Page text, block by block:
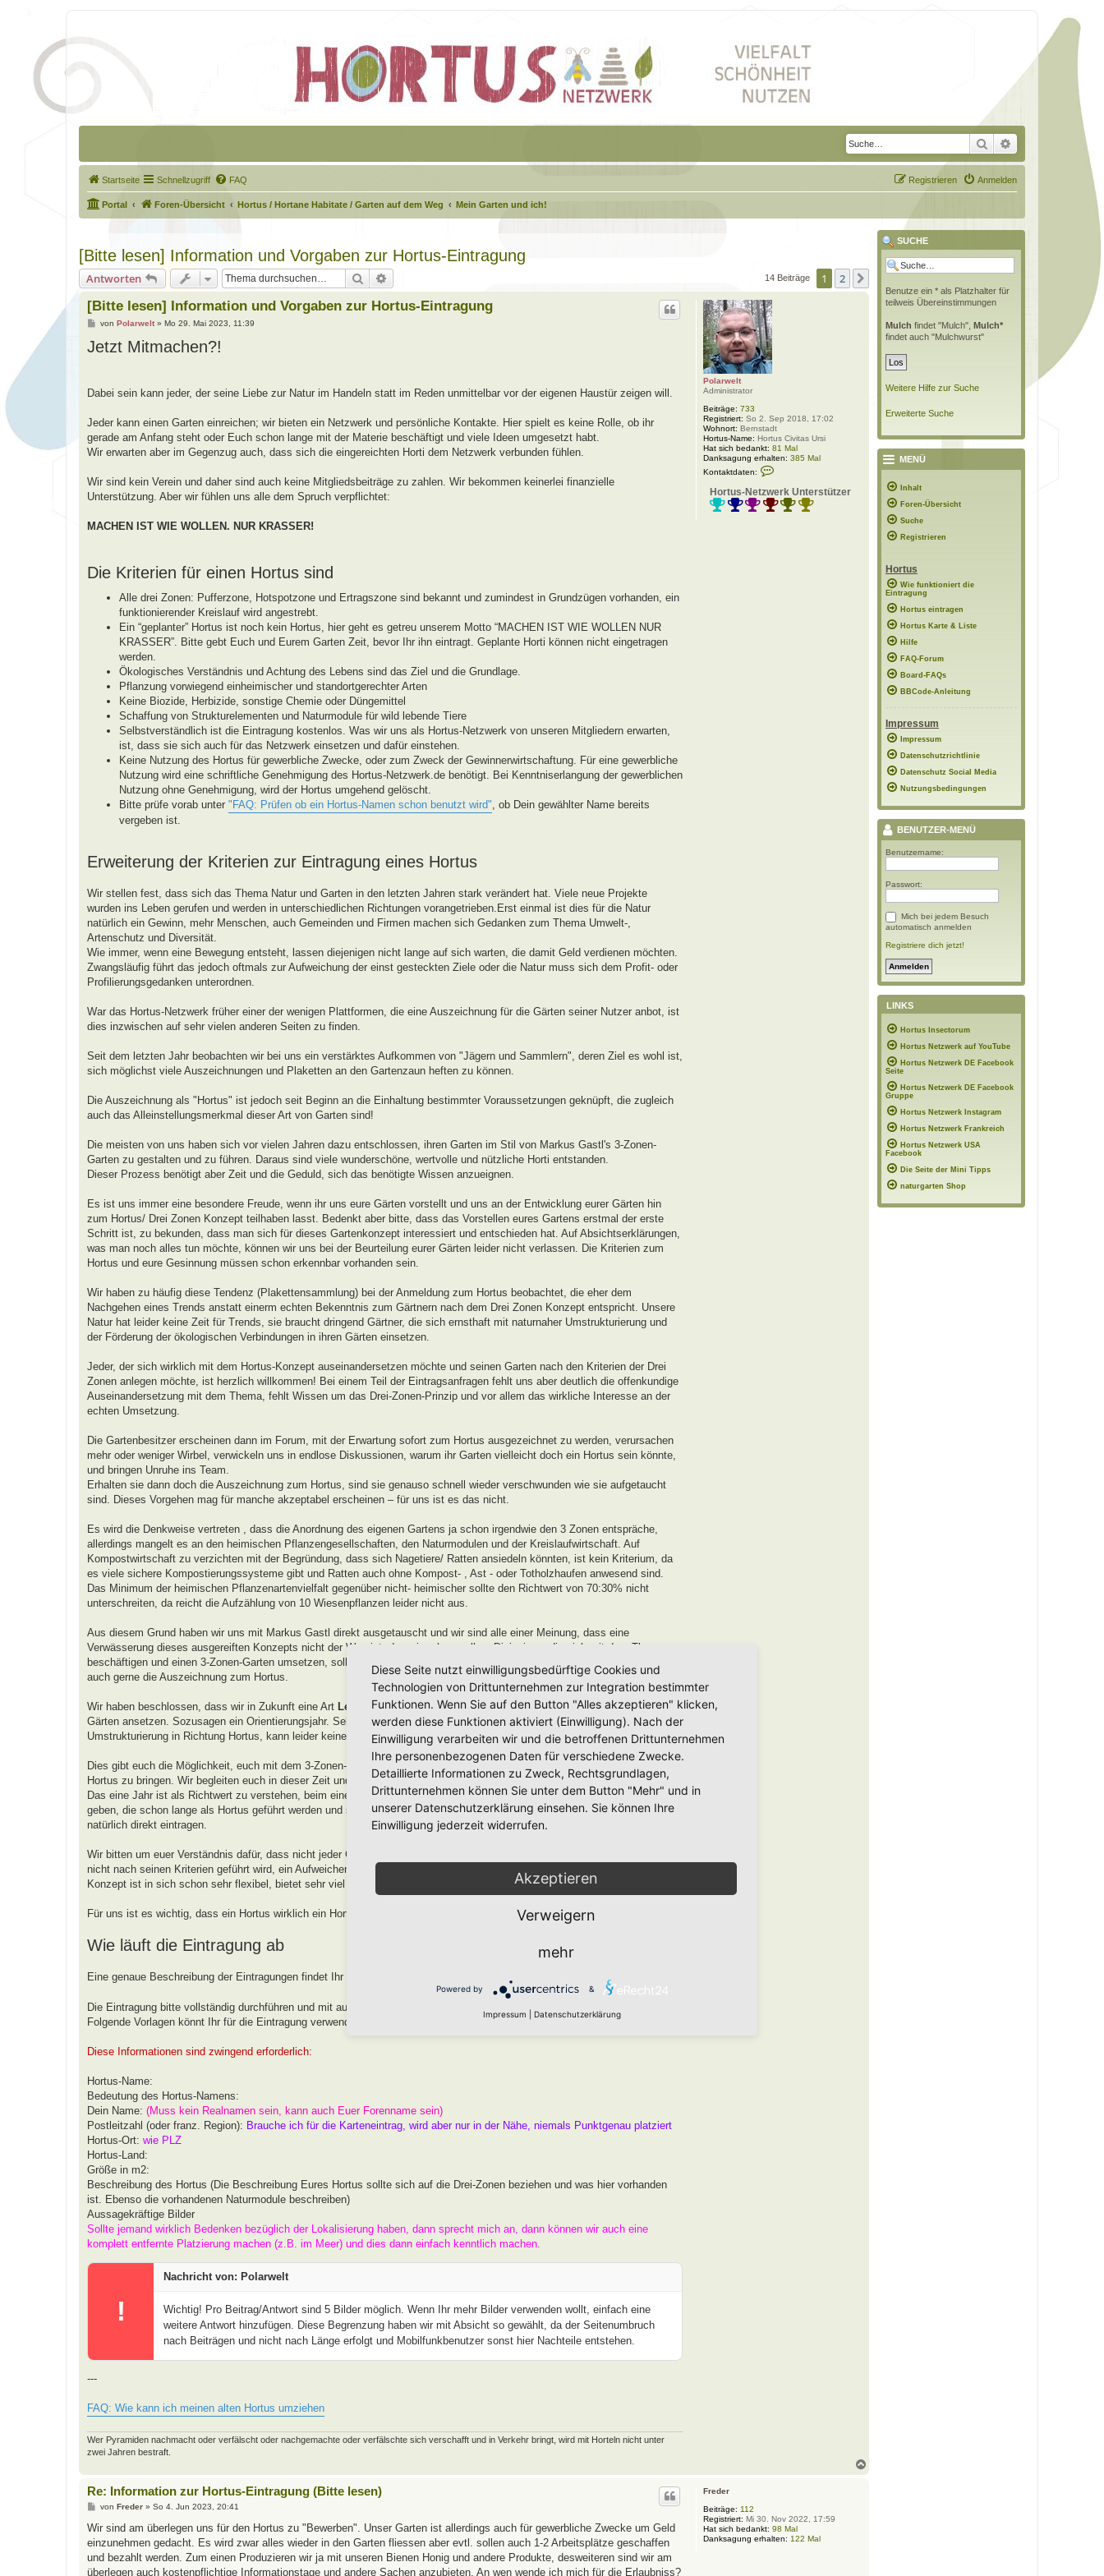
Suche Erweiterte Suche
Startseite Schnellzugriff FAQ Anmelden
Registrieren
Portal Foren-Übersicht Hortus / Hortane Habitate / Garten auf dem Weg Mein Garten und ich!
[Bitte lesen] Information und Vorgaben zur Hortus-Eintragung
Antworten Suche 14 Beiträge 1 2
Polarwelt
Administrator
Beiträge: 733
Registriert: So 2. Sep 2018, 17:02
Wohnort: Bernstadt
Hortus-Name: Hortus Civitas Ursi
Hat sich bedankt: 81 Mal
Danksagung erhalten: 385 Mal
Kontaktdaten:
t
a
Hortus-Netzwerk Unterstützer
[Bitte lesen] Information und Vorgaben zur Hortus-Eintragung
B
i
t
von Polarwelt» Mo 29. Mai 2023, 11:39
Jetzt Mitmachen?!
Dabei sein kann jeder, der seine Liebe zur Natur im Handeln statt im Reden unmittelbar vor der eigenen Haustür zeigen will.
Jeder kann einen Garten einreichen; wir bieten ein Netzwerk und persönliche Kontakte. Hier spielt es keine Rolle, ob ihr
gerade am Anfang steht oder Euch schon lange mit der Materie beschäftigt und viele Ideen umgesetzt habt.
Wir erwarten aber im Gegenzug auch, dass sich die eingereichten Horti dem Netzwerk verbunden fühlen.
Wir sind kein Verein und daher sind auch keine Mitgliedsbeiträge zu zahlen. Wir bekommen keinerlei finanzielle
Unterstützung. Aber wir fühlen uns alle dem Spruch verpflichtet:
MACHEN IST WIE WOLLEN. NUR KRASSER!
Die Kriterien für einen Hortus sind
Alle drei Zonen: Pufferzone, Hotspotzone und Ertragszone sind bekannt und zumindest in Grundzügen vorhanden, ein
funktionierender Kreislauf wird angestrebt.
Ein “geplanter” Hortus ist noch kein Hortus, hier geht es getreu unserem Motto “MACHEN IST WIE WOLLEN NUR
KRASSER”. Bitte gebt Euch und Eurem Garten Zeit, bevor Ihr ihn eintragt. Geplante Horti können nicht eingetragen
werden.
Ökologisches Verständnis und Achtung des Lebens sind das Ziel und die Grundlage.
Pflanzung vorwiegend einheimischer und standortgerechter Arten
Keine Biozide, Herbizide, sonstige Chemie oder Düngemittel
Schaffung von Strukturelementen und Naturmodule für wild lebende Tiere
Selbstverständlich ist die Eintragung kostenlos. Was wir uns als Hortus-Netzwerk von unseren Mitgliedern erwarten,
ist, dass sie sich auch für das Netzwerk einsetzen und dafür einstehen.
Keine Nutzung des Hortus für gewerbliche Zwecke, oder zum Zweck der Gewinnerwirtschaftung. Für eine gewerbliche
Nutzung wird eine schriftliche Genehmigung des Hortus-Netzwerk.de benötigt. Bei Kenntniserlangung der gewerblichen
Nutzung ohne Genehmigung, wird der Hortus umgehend gelöscht.
Bitte prüfe vorab unter "FAQ: Prüfen ob ein Hortus-Namen schon benutzt wird", ob Dein gewählter Name bereits
vergeben ist.
Erweiterung der Kriterien zur Eintragung eines Hortus
Wir stellen fest, dass sich das Thema Natur und Garten in den letzten Jahren stark verändert hat. Viele neue Projekte
wurden ins Leben gerufen und werden in unterschiedlichen Richtungen vorangetrieben.Erst einmal ist dies für die Natur
natürlich ein Gewinn, mehr Menschen, auch Gemeinden und Firmen machen sich Gedanken zum Thema Umwelt-,
Artenschutz und Diversität.
Wie immer, wenn eine Bewegung entsteht, lassen diejenigen nicht lange auf sich warten, die damit Geld verdienen möchten.
Zwangsläufig führt das jedoch oftmals zur Aufweichung der einst gesteckten Ziele oder die Natur muss sich dem Profit- oder
Profilierungsgedanken unterordnen.
War das Hortus-Netzwerk früher einer der wenigen Plattformen, die eine Auszeichnung für die Gärten seiner Nutzer anbot, ist
dies inzwischen auf sehr vielen anderen Seiten zu finden.
Seit dem letzten Jahr beobachten wir bei uns ein verstärktes Aufkommen von "Jägern und Sammlern", deren Ziel es wohl ist,
sich möglichst viele Auszeichnungen und Plaketten an den Gartenzaun heften zu können.
Die Auszeichnung als "Hortus" ist jedoch seit Beginn an die Einhaltung bestimmter Voraussetzungen geknüpft, die zugleich
auch das Alleinstellungsmerkmal dieser Art von Garten sind!
Die meisten von uns haben sich vor vielen Jahren dazu entschlossen, ihren Garten im Stil von Markus Gastl's 3-Zonen-
Garten zu gestalten und zu führen. Daraus sind viele wunderschöne, wertvolle und nützliche Horti entstanden.
Dieser Prozess benötigt aber Zeit und die Geduld, sich das benötigte Wissen anzueignen.
Es ist uns immer eine besondere Freude, wenn ihr uns eure Gärten vorstellt und uns an der Entwicklung eurer Gärten hin
zum Hortus/ Drei Zonen Konzept teilhaben lasst. Bedenkt aber bitte, dass das Vorstellen eures Gartens erstmal der erste
Schritt ist, zu bekunden, dass man sich für dieses Gartenkonzept interessiert und entschieden hat. Auf Absichtserklärungen,
was man noch alles tun möchte, können wir uns bei der Beurteilung eurer Gärten leider nicht verlassen. Die Kriterien zum
Hortus und eure Gesinnung müssen schon erkennbar vorhanden sein.
Wir haben zu häufig diese Tendenz (Plakettensammlung) bei der Anmeldung zum Hortus beobachtet, die eher dem
Nachgehen eines Trends anstatt einerm echten Bekenntnis zum Gärtnern nach dem Drei Zonen Konzept entspricht. Unsere
Natur hat leider keine Zeit für Trends, sie braucht dringend Gärtner, die sich ernsthaft mit naturnaher Umstrukturierung und
der Förderung der ökologischen Verbindungen in ihren Gärten einsetzen.
Jeder, der sich wirklich mit dem Hortus-Konzept auseinandersetzen möchte und seinen Garten nach den Kriterien der Drei
Zonen anlegen möchte, ist herzlich willkommen! Bei einem Teil der Eintragsanfragen fehlt uns aber deutlich die offenkundige
Auseinandersetzung mit dem Thema, fehlt Wissen um das Drei-Zonen-Prinzip und vor allem das wirkliche Interesse an der
echten Umsetzung.
Die Gartenbesitzer erscheinen dann im Forum, mit der Erwartung sofort zum Hortus ausgezeichnet zu werden, verursachen
mehr oder weniger Wirbel, verwickeln uns in endlose Diskussionen, warum ihr Garten vielleicht doch ein Hortus sein könnte,
und bringen Unruhe ins Team.
Erhalten sie dann doch die Auszeichnung zum Hortus, sind sie genauso schnell wieder verschwunden wie sie aufgetaucht
sind. Dieses Vorgehen mag für manche akzeptabel erscheinen – für uns ist es das nicht.
Es wird die Denkweise vertreten , dass die Anordnung des eigenen Gartens ja schon irgendwie den 3 Zonen entspräche,
allerdings mangelt es an den heimischen Pflanzengesellschaften, den Naturmodulen und der Kreislaufwirtschaft. Auf
Kompostwirtschaft zu verzichten mit der Begründung, dass sich Nagetiere/ Ratten ansiedeln könnten, ist kein Kriterium, da
es viele sichere Kompostierungssysteme gibt und Ratten auch ohne Kompost- , Ast - oder Totholzhaufen anwesend sind.
Das Minimum der heimischen Pflanzenartenvielfalt gegenüber nicht- heimischer sollte den Richtwert von 70:30% nicht
unterschreiten, da reicht die Aufzählung von 10 Wiesenpflanzen leider nicht aus.
Aus diesem Grund haben wir uns mit Markus Gastl direkt ausgetauscht und wir sind alle einer Meinung, dass eine
Verwässerung dieses ausgereiften Konzepts nicht der Weg ist, den wir gehen wollen. Diejenigen, die sich mit dem Thema
beschäftigen und einen 3-Zonen-Garten umsetzen, sollen mit recht Stolz auf ihr Werk sein können, und an die verleihen wir
auch gerne die Auszeichnung zum Hortus.
Wir haben beschlossen, dass wir in Zukunft eine Art Lehr- und Entwicklungszeit von einem Jahrfür neu eingereichte
Gärten ansetzen. Sozusagen ein Orientierungsjahr. Sehen wir in dieser Zeit keinerlei Weiterentwicklung oder
Umstrukturierung in Richtung Hortus, kann leider keine Auszeichnung von uns ausgesprochen werden.
Dies gibt euch die Möglichkeit, euch mit dem 3-Zonen-Modell auseinanderzusetzen und euren Garten auf den Weg zu einem
Hortus zu bringen. Wir begleiten euch in dieser Zeit und werden euch mit Tipps und Tricks unterstützen.
Das eine Jahr ist als Richtwert zu verstehen, beim einen mag es länger, beim anderen kürzer sein. Es mag auch Gärten
geben, die schon lange als Hortus geführt werden und sich nach Jahren einfach eintragen lassen möchten, diese werden wir
natürlich direkt eintragen.
Wir bitten um euer Verständnis dafür, dass nicht jeder Garten den " Namen HORTUS nach Markus Gastl" tragen kann, der
nicht nach seinen Kriterien geführt wird, ein Aufweichen oder Beugen der Kriterien ist nicht zielführend. Das Drei Zonen
Konzept ist in sich schon sehr flexibel, bietet sehr viel Raum und ausreichend Chancen zur Entwicklung.
Für uns ist es wichtig, dass ein Hortus wirklich ein Hortus ist und kein Garten, an dem ein Schild hängt.
Wie läuft die Eintragung ab
Eine genaue Beschreibung der Eintragungen findet Ihr unter Wie funktioniert die Eintragung Eurer Gartenprojekte
Die Eintragung bitte vollständig durchführen und mit aussagekräftigen Fotos unterlegen.
Folgende Vorlagen könnt Ihr für die Eintragung verwenden.
Diese Informationen sind zwingend erforderlich:
Hortus-Name:
Bedeutung des Hortus-Namens:
Dein Name: (Muss kein Realnamen sein, kann auch Euer Forenname sein)
Postleitzahl (oder franz. Region): Brauche ich für die Karteneintrag, wird aber nur in der Nähe, niemals Punktgenau platziert
Hortus-Ort: wie PLZ
Hortus-Land:
Größe in m2:
Beschreibung des Hortus (Die Beschreibung Eures Hortus sollte sich auf die Drei-Zonen beziehen und was hier vorhanden
ist. Ebenso die vorhandenen Naturmodule beschreiben)
Aussagekräftige Bilder
Sollte jemand wirklich Bedenken bezüglich der Lokalisierung haben, dann sprecht mich an, dann können wir auch eine
komplett entfernte Platzierung machen (z.B. im Meer) und dies dann einfach kenntlich machen.
!
Nachricht von: Polarwelt
Wichtig! Pro Beitrag/Antwort sind 5 Bilder möglich. Wenn Ihr mehr Bilder verwenden wollt, einfach eine
weitere Antwort hinzufügen. Diese Begrenzung haben wir mit Absicht so gewählt, da der Seitenumbruch
nach Beiträgen und nicht nach Länge erfolgt und Mobilfunkbenutzer sonst hier Nachteile entstehen.
---
FAQ: Wie kann ich meinen alten Hortus umziehen
Wer Pyramiden nachmacht oder verfälscht oder nachgemachte oder verfälschte sich verschafft und in Verkehr bringt, wird mit Horteln nicht unter
zwei Jahren bestraft.
Freder
Beiträge: 112
Registriert: Mi 30. Nov 2022, 17:59
Hat sich bedankt: 98 Mal
Danksagung erhalten: 122 Mal
Re: Information zur Hortus-Eintragung (Bitte lesen)
B
i
r
a
von Freder» So 4. Jun 2023, 20:41
Wir sind am überlegen uns für den Hortus zu "Bewerben". Unser Garten ist allerdings auch für gewerbliche Zwecke um Geld
einzunehmen gedacht. Es wird zwar alles wieder in den Garten fliessen aber evtl. sollen auch 1-2 Arbeitsplätze geschaffen
und bezahlt werden. Zum einen Produzieren wir ja mit unseren Bienen Honig und andere Produkte, desweiteren sind wir am
überlegen auch kostenpflichtige Informationstage und andere Sachen anzubieten. An wen wende ich mich für die Erlaubniss?
SUCHE
Benutze ein * als Platzhalter für
teilweis Übereinstimmungen
Mulch findet "Mulch", Mulch*
findet auch "Mulchwurst"
Weitere Hilfe zur Suche
Erweiterte Suche
MENÜ
Inhalt
Foren-Übersicht
Suche
Registrieren
Hortus
Wie funktioniert die
Eintragung
Hortus eintragen
Hortus Karte & Liste
Hilfe
FAQ-Forum
Board-FAQs
BBCode-Anleitung
Impressum
Impressum
Datenschutzrichtlinie
Datenschutz Social Media
Nutzungsbedingungen
BENUTZER-MENÜ
Benutzername:
Passwort:
Mich bei jedem Besuch
automatisch anmelden
Registriere dich jetzt!
LINKS
Hortus Insectorum
Hortus Netzwerk auf YouTube
Hortus Netzwerk DE Facebook
Seite
Hortus Netzwerk DE Facebook
Gruppe
Hortus Netzwerk Instagram
Hortus Netzwerk Frankreich
Hortus Netzwerk USA
Facebook
Die Seite der Mini Tipps
naturgarten Shop
Diese Seite nutzt einwilligungsbedürftige Cookies und
Technologien von Drittunternehmen zur Integration bestimmter
Funktionen. Wenn Sie auf den Button "Alles akzeptieren" klicken,
werden diese Funktionen aktiviert (Einwilligung). Nach der
Einwilligung verarbeiten wir und die betroffenen Drittunternehmen
Ihre personenbezogenen Daten für verschiedene Zwecke.
Detaillierte Informationen zu Zweck, Rechtsgrundlagen,
Drittunternehmen können Sie unter dem Button "Mehr" und in
unserer Datenschutzerklärung einsehen. Sie können Ihre
Einwilligung jederzeit widerrufen.
Akzeptieren
Verweigern
mehr
Powered by &
Impressum Datenschutzerklärung